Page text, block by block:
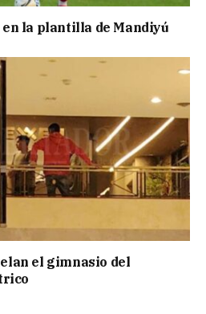
la plantilla de Mandiyú
el gimnasio del